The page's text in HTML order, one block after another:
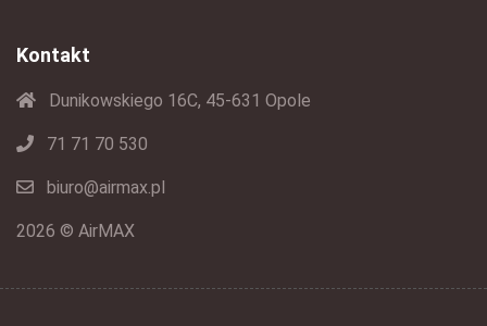
Kontakt
Dunikowskiego 16C, 45-631 Opole
71 71 70 530
biuro@airmax.pl
2026 © AirMAX